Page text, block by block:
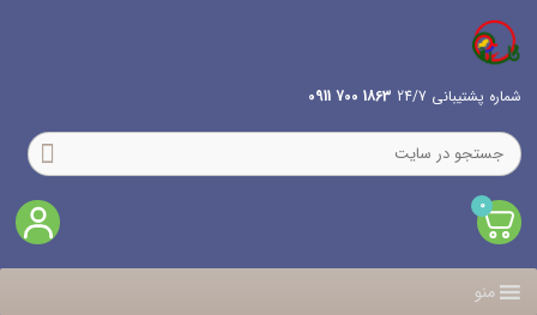
شماره پشتیبانی 24/7 1863 700 0911
0
منو